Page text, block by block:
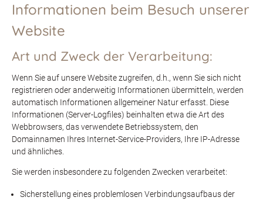
Informationen beim Besuch unserer
Website
Art und Zweck der Verarbeitung:
Wenn Sie auf unsere Website zugreifen, d.h., wenn Sie sich nicht
registrieren oder anderweitig Informationen übermitteln, werden
automatisch Informationen allgemeiner Natur erfasst. Diese
Informationen (Server-Logfiles) beinhalten etwa die Art des
Webbrowsers, das verwendete Betriebssystem, den
Domainnamen Ihres Internet-Service-Providers, Ihre IP-Adresse
und ähnliches.
Sie werden insbesondere zu folgenden Zwecken verarbeitet:
Sicherstellung eines problemlosen Verbindungsaufbaus der